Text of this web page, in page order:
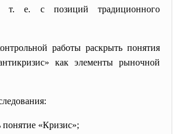
т. е. с позиций традиционного
работы раскрыть понятия
как элементы рыночной
понятие «Кризис»;